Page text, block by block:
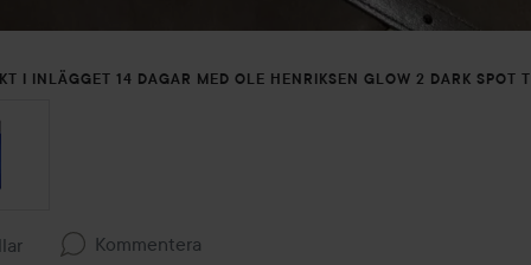
I INLÄGGET 14 DAGAR MED OLE HENRIKSEN GLOW 2 DARK SPOT
Kommentera